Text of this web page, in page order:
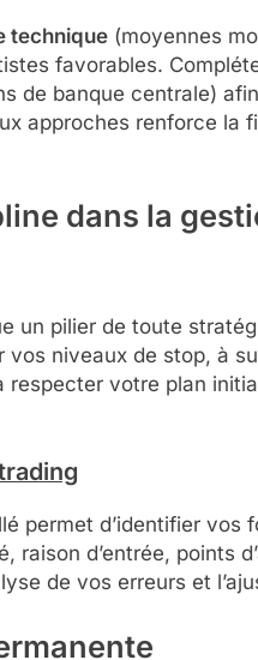
technique (moyennes
favorables.
de banque centrale)
approches renforce la
dans la
un pilier de toute
niveaux de stop, à
respecter votre plan
permet d’identifier vos
raison d’entrée, points
de vos erreurs et